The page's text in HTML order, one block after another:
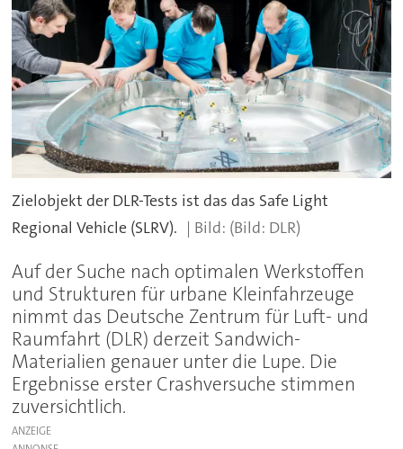
Zielobjekt der DLR-Tests ist das das Safe Light
Regional Vehicle (SLRV).
(Bild: DLR)
Auf der Suche nach optimalen Werkstoffen
und Strukturen für urbane Kleinfahrzeuge
nimmt das Deutsche Zentrum für Luft- und
Raumfahrt (DLR) derzeit Sandwich-
Materialien genauer unter die Lupe. Die
Ergebnisse erster Crashversuche stimmen
zuversichtlich.
ANZEIGE